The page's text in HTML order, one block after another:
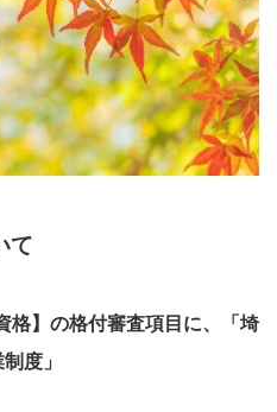
て
格】の格付審査項目に、「埼
度」